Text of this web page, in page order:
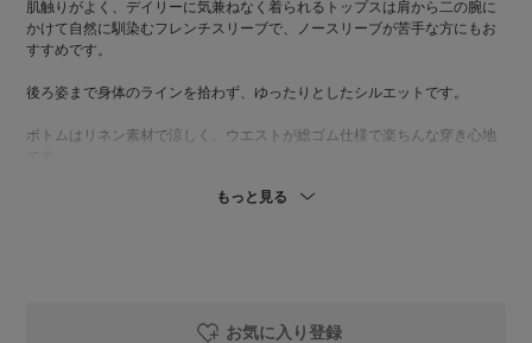
肌触りがよく、デイリーに気兼ねなく着られるトップスは肩から二の腕に
かけて自然に馴染むフレンチスリーブで、ノースリーブが苦手な方にもお
すすめです。
後ろ姿まで身体のラインを拾わず、ゆったりとしたシルエットです。
ボトムはリネン素材で涼しく、ウエストが総ゴム仕様で楽ちんな穿き心地
もっと見る
お気に入り登録